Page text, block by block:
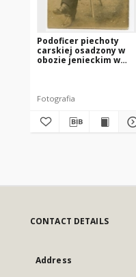
Podoficer piechoty
carskiej osadzony w
obozie jenieckim w
Fotografia
CONTACT DETAILS
Address